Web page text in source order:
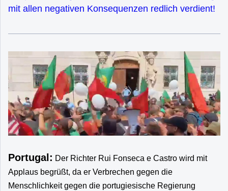
mit allen negativen Konsequenzen redlich verdient!
Portugal: Der Richter Rui Fonseca e Castro wird mit
Applaus begrüßt, da er Verbrechen gegen die
Menschlichkeit gegen die portugiesische Regierung